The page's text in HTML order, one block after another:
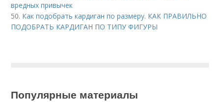
вредных привычек
50. Как подобрать кардиган по размеру. КАК ПРАВИЛЬНО
ПОДОБРАТЬ КАРДИГАН ПО ТИПУ ФИГУРЫ
Популярные материалы